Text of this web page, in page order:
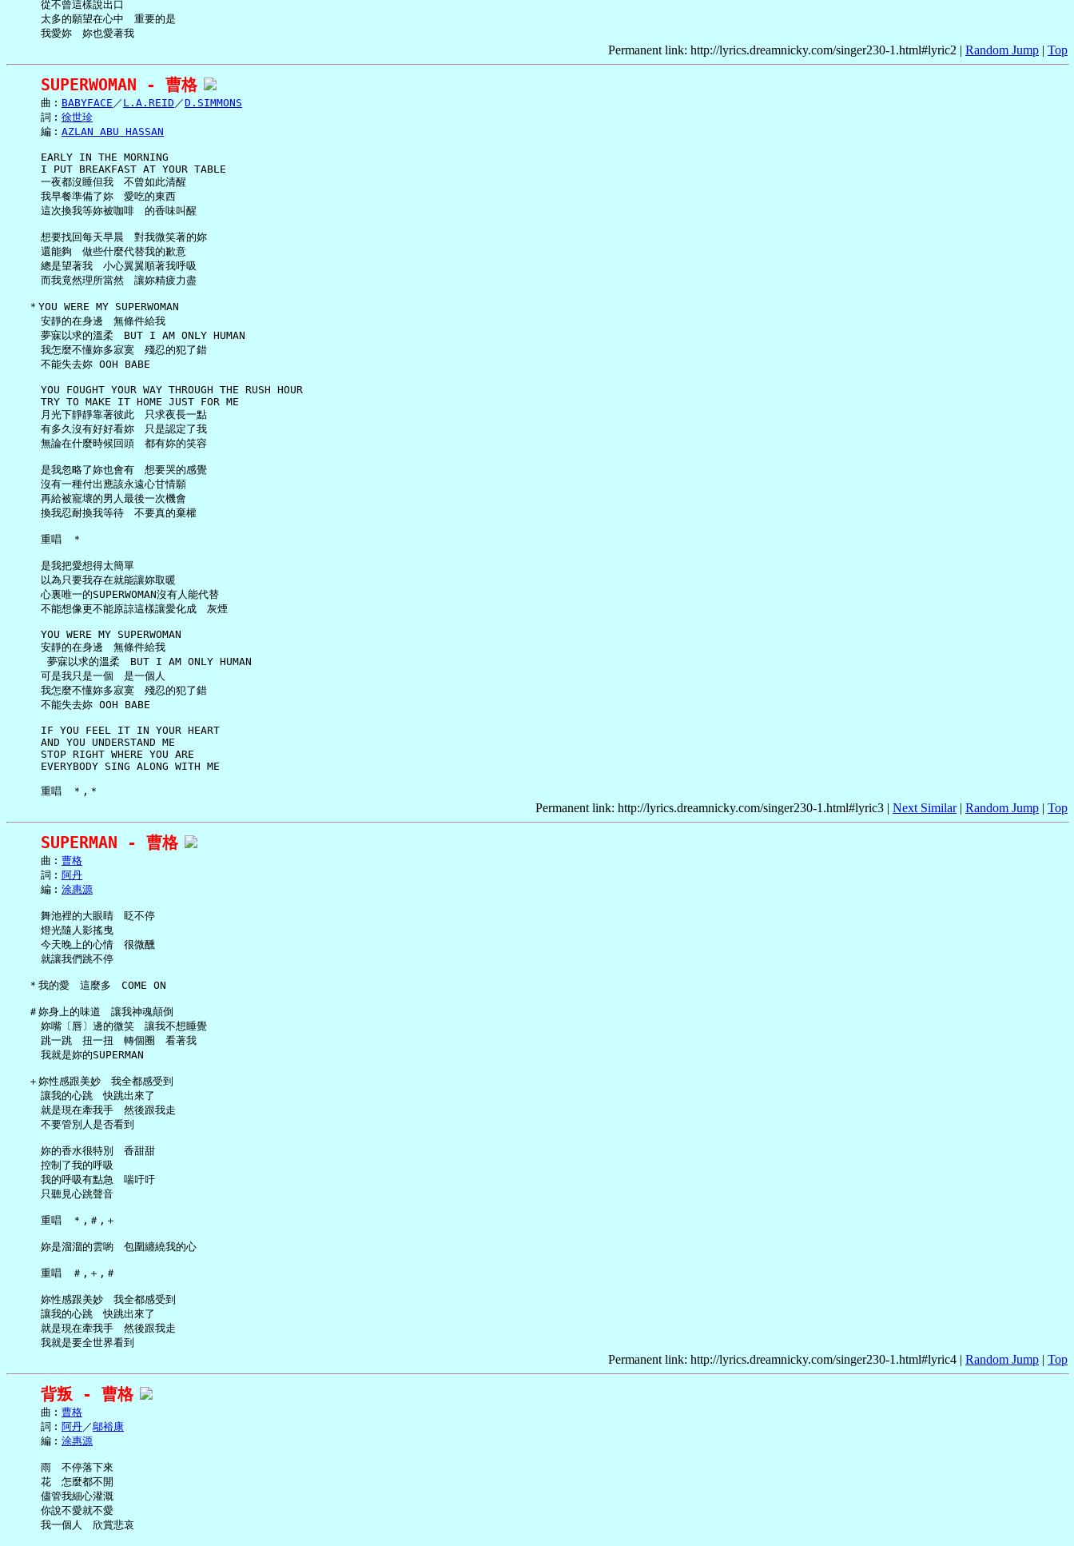
     從不曾這樣說出口
     太多的願望在心中　重要的是
Permanent link: http://lyrics.dreamnicky.com/singer230-1.html#lyric2 | Random Jump | Top
SUPERWOMAN - 曹格
     曲︰
BABYFACE ／ L.A.REID ／D.SIMMONS
     詞︰
徐世珍
     編︰
AZLAN ABU HASSAN
     EARLY IN THE MORNING
     I PUT BREAKFAST AT YOUR TABLE
     一夜都沒睡但我　不曾如此清醒
     我早餐準備了妳　愛吃的東西
     這次換我等妳被咖啡　的香味叫醒
     想要找回每天早晨　對我微笑著的妳
     還能夠　做些什麼代替我的歉意
     總是望著我　小心翼翼順著我呼吸
     而我竟然理所當然　讓妳精疲力盡
   ＊YOU WERE MY SUPERWOMAN
     安靜的在身邊　無條件給我
     夢寐以求的溫柔　BUT I AM ONLY HUMAN
     我怎麼不懂妳多寂寞　殘忍的犯了錯
     不能失去妳 OOH BABE
     YOU FOUGHT YOUR WAY THROUGH THE RUSH HOUR
     TRY TO MAKE IT HOME JUST FOR ME
     月光下靜靜靠著彼此　只求夜長一點
     有多久沒有好好看妳　只是認定了我
     無論在什麼時候回頭　都有妳的笑容
     是我忽略了妳也會有　想要哭的感覺
     沒有一種付出應該永遠心甘情願
     再給被寵壞的男人最後一次機會
     換我忍耐換我等待　不要真的棄權
     重唱　＊
     是我把愛想得太簡單
     以為只要我存在就能讓妳取暖
     心裏唯一的SUPERWOMAN沒有人能代替
     不能想像更不能原諒這樣讓愛化成　灰煙
     YOU WERE MY SUPERWOMAN
     安靜的在身邊　無條件給我
      夢寐以求的溫柔　BUT I AM ONLY HUMAN
     可是我只是一個　是一個人
     我怎麼不懂妳多寂寞　殘忍的犯了錯
     不能失去妳 OOH BABE
     IF YOU FEEL IT IN YOUR HEART
     AND YOU UNDERSTAND ME
     STOP RIGHT WHERE YOU ARE
     EVERYBODY SING ALONG WITH ME
Permanent link: http://lyrics.dreamnicky.com/singer230-1.html#lyric3 | Next Similar| Random Jump | Top
SUPERMAN - 曹格
     曲︰
曹格
     詞︰
阿丹
     編︰
涂惠源
     舞池裡的大眼睛　眨不停
     燈光隨人影搖曳
     今天晚上的心情　很微醺
     就讓我們跳不停
   ＊我的愛　這麼多　COME ON
   ＃妳身上的味道　讓我神魂顛倒
     妳嘴〔唇〕邊的微笑　讓我不想睡覺
     跳一跳　扭一扭　轉個圈　看著我
     我就是妳的SUPERMAN
   ＋妳性感跟美妙　我全都感受到
     讓我的心跳　快跳出來了
     就是現在牽我手　然後跟我走
     不要管別人是否看到
     妳的香水很特別　香甜甜
     控制了我的呼吸
     我的呼吸有點急　喘吁吁
     只聽見心跳聲音
     重唱　＊,＃,＋
     妳是溜溜的雲喲　包圍纏繞我的心
     重唱　＃,＋,＃
     妳性感跟美妙　我全都感受到
     讓我的心跳　快跳出來了
     就是現在牽我手　然後跟我走
Permanent link: http://lyrics.dreamnicky.com/singer230-1.html#lyric4 | Random Jump | Top
背叛 - 曹格
     曲︰
曹格
     詞︰
阿丹／鄔裕康
     編︰
涂惠源
     雨　不停落下來
     花　怎麼都不開
     儘管我細心灌溉
     你說不愛就不愛
     我一個人　欣賞悲哀